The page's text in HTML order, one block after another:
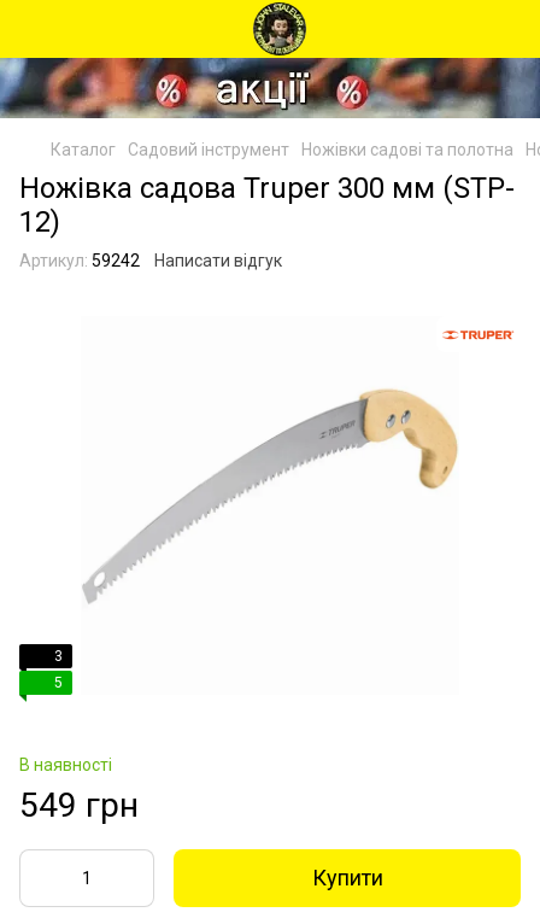
Каталог Садовий інструмент Ножівки садові та полотна
Ножівка садова Truper 300 мм (STP-
12)
Артикул: 59242 Написати відгук
3
5
В наявності
549 грн
Купити